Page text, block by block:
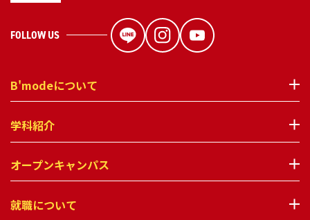
FOLLOW US
B'modeについて
学科紹介
オープンキャンパス
就職について